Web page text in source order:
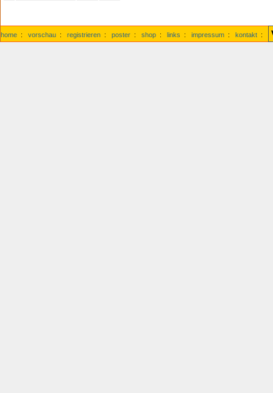
home : vorschau : registrieren : poster : shop : links : impressum : kontakt :